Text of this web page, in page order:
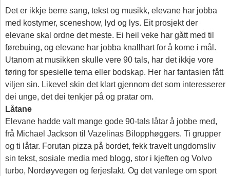
Det er ikkje berre sang, tekst og musikk, elevane har jobba
med kostymer, sceneshow, lyd og lys. Eit prosjekt der
elevane skal ordne det meste. Ei heil veke har gått med til
førebuing, og elevane har jobba knallhart for å kome i mål.
Utanom at musikken skulle vere 90 tals, har det ikkje vore
føring for spesielle tema eller bodskap. Her har fantasien fått
viljen sin. Likevel skin det klart gjennom det som interesserer
dei unge, det dei tenkjer på og pratar om.
Låtane
Elevane hadde valt mange gode 90-tals låtar å jobbe med,
frå Michael Jackson til Vazelinas Bilopphøggers. Ti grupper
og ti låtar. Forutan pizza på bordet, fekk travelt ungdomsliv
sin tekst, sosiale media med blogg, stor i kjeften og Volvo
turbo, Nordøyvegen og ferjeslakt. Og det vanlege om sport